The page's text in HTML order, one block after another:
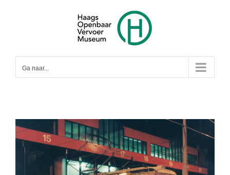
Ga naar...